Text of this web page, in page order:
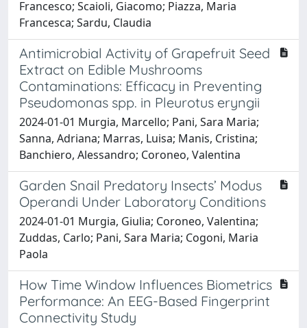
Francesco; Scaioli, Giacomo; Piazza, Maria
Francesca; Sardu, Claudia
Antimicrobial Activity of Grapefruit Seed
Extract on Edible Mushrooms
Contaminations: Efficacy in Preventing
Pseudomonas spp. in Pleurotus eryngii
2024-01-01 Murgia, Marcello; Pani, Sara Maria;
Sanna, Adriana; Marras, Luisa; Manis, Cristina;
Banchiero, Alessandro; Coroneo, Valentina
Garden Snail Predatory Insects’ Modus
Operandi Under Laboratory Conditions
2024-01-01 Murgia, Giulia; Coroneo, Valentina;
Zuddas, Carlo; Pani, Sara Maria; Cogoni, Maria
Paola
How Time Window Influences Biometrics
Performance: An EEG-Based Fingerprint
Connectivity Study